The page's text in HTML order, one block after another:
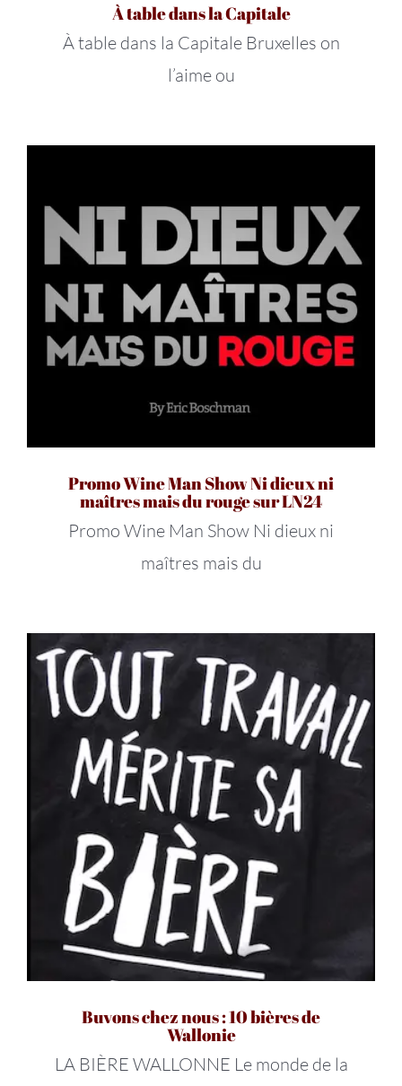
À table dans la Capitale
À table dans la Capitale Bruxelles on
l’aime ou
Promo Wine Man Show Ni dieux ni
maîtres mais du rouge sur LN24
Promo Wine Man Show Ni dieux ni
maîtres mais du
Buvons chez nous : 10 bières de
Wallonie
LA BIÈRE WALLONNE Le monde de la